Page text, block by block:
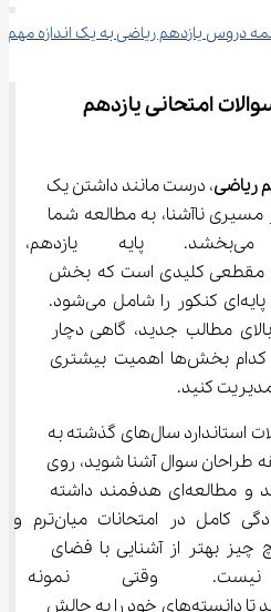
دروس یازدهم ریاضی به یک اندازه مهم
امتحانی یازدهم
ریاضی، درست مانند داشتن یک
جهت‌یابی در مسیری ناآشنا، به مطالعه شما
نظم و هدف می‌بخشد. پایه
مقطعی کلیدی است که بخش
بزرگی از مباحث سنگین و پایه‌ای کنکور را شامل می‌شود.
مطالب جدید، گاهی دچار
سردرگمی شوید و ندانید کدام بخش‌ها اهمیت بیشتری
کنید.
اینجاست که تمرین با سوالات استاندارد سال‌های گذشته به
با سلیقه طراحان سوال آشنا شوید، روی
مباحث پرتکرار تمرکز کنید و مطالعه‌ای هدفمند داشته
باشید. برای اینکه با آمادگی کامل در امتحانات میان‌ترم و
چیز بهتر از آشنایی با فضای
نیست. وقتی
می‌کنید، فرصت پیدا می‌کنید تا دانسته‌های خود را به چالش